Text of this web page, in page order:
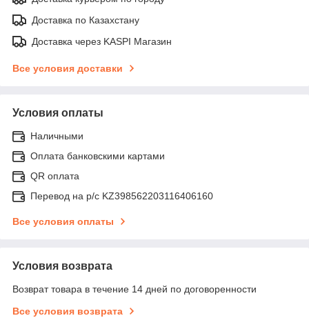
Доставка по Казахстану
Доставка через KASPI Магазин
Все условия доставки
Условия оплаты
Наличными
Оплата банковскими картами
QR оплата
Перевод на р/с KZ398562203116406160
Все условия оплаты
Условия возврата
Возврат товара в течение 14 дней по договоренности
Все условия возврата